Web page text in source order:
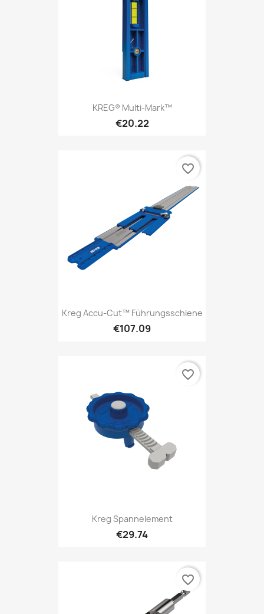
KREG® Multi-Mark™
€20.22
Kreg Accu-Cut™ Führungsschiene
€107.09
favorite_border
Kreg Spannelement
€29.74
favorite_border
favorite_border